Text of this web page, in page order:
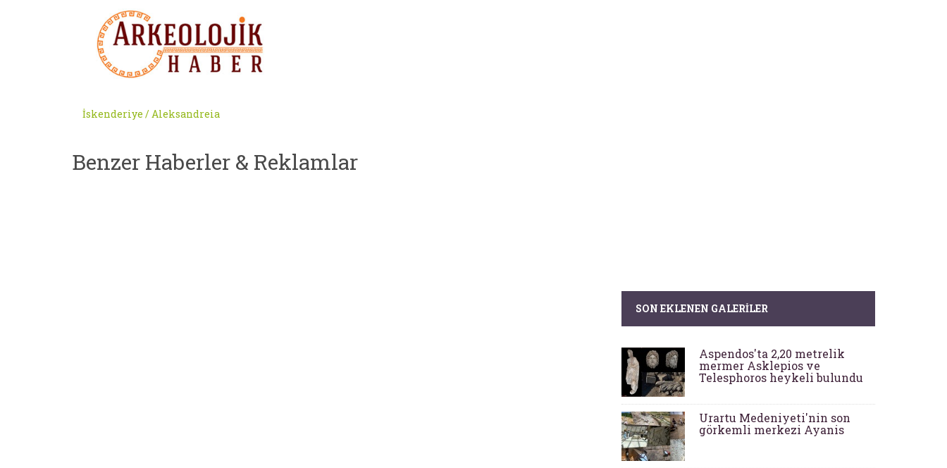
İskenderiye / Aleksandreia
Benzer Haberler & Reklamlar
SON EKLENEN GALERILER
Aspendos'ta 2,20 metrelik
mermer Asklepios ve
Telesphoros heykeli bulundu
Urartu Medeniyeti'nin son
görkemli merkezi Ayanis